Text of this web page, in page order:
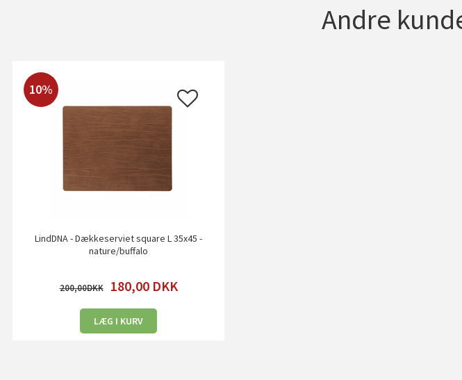
Andre
10%
LindDNA - Dækkeserviet square L 35x45 -
nature/buffalo
200,00 180,00 DKK
LÆG I KURV